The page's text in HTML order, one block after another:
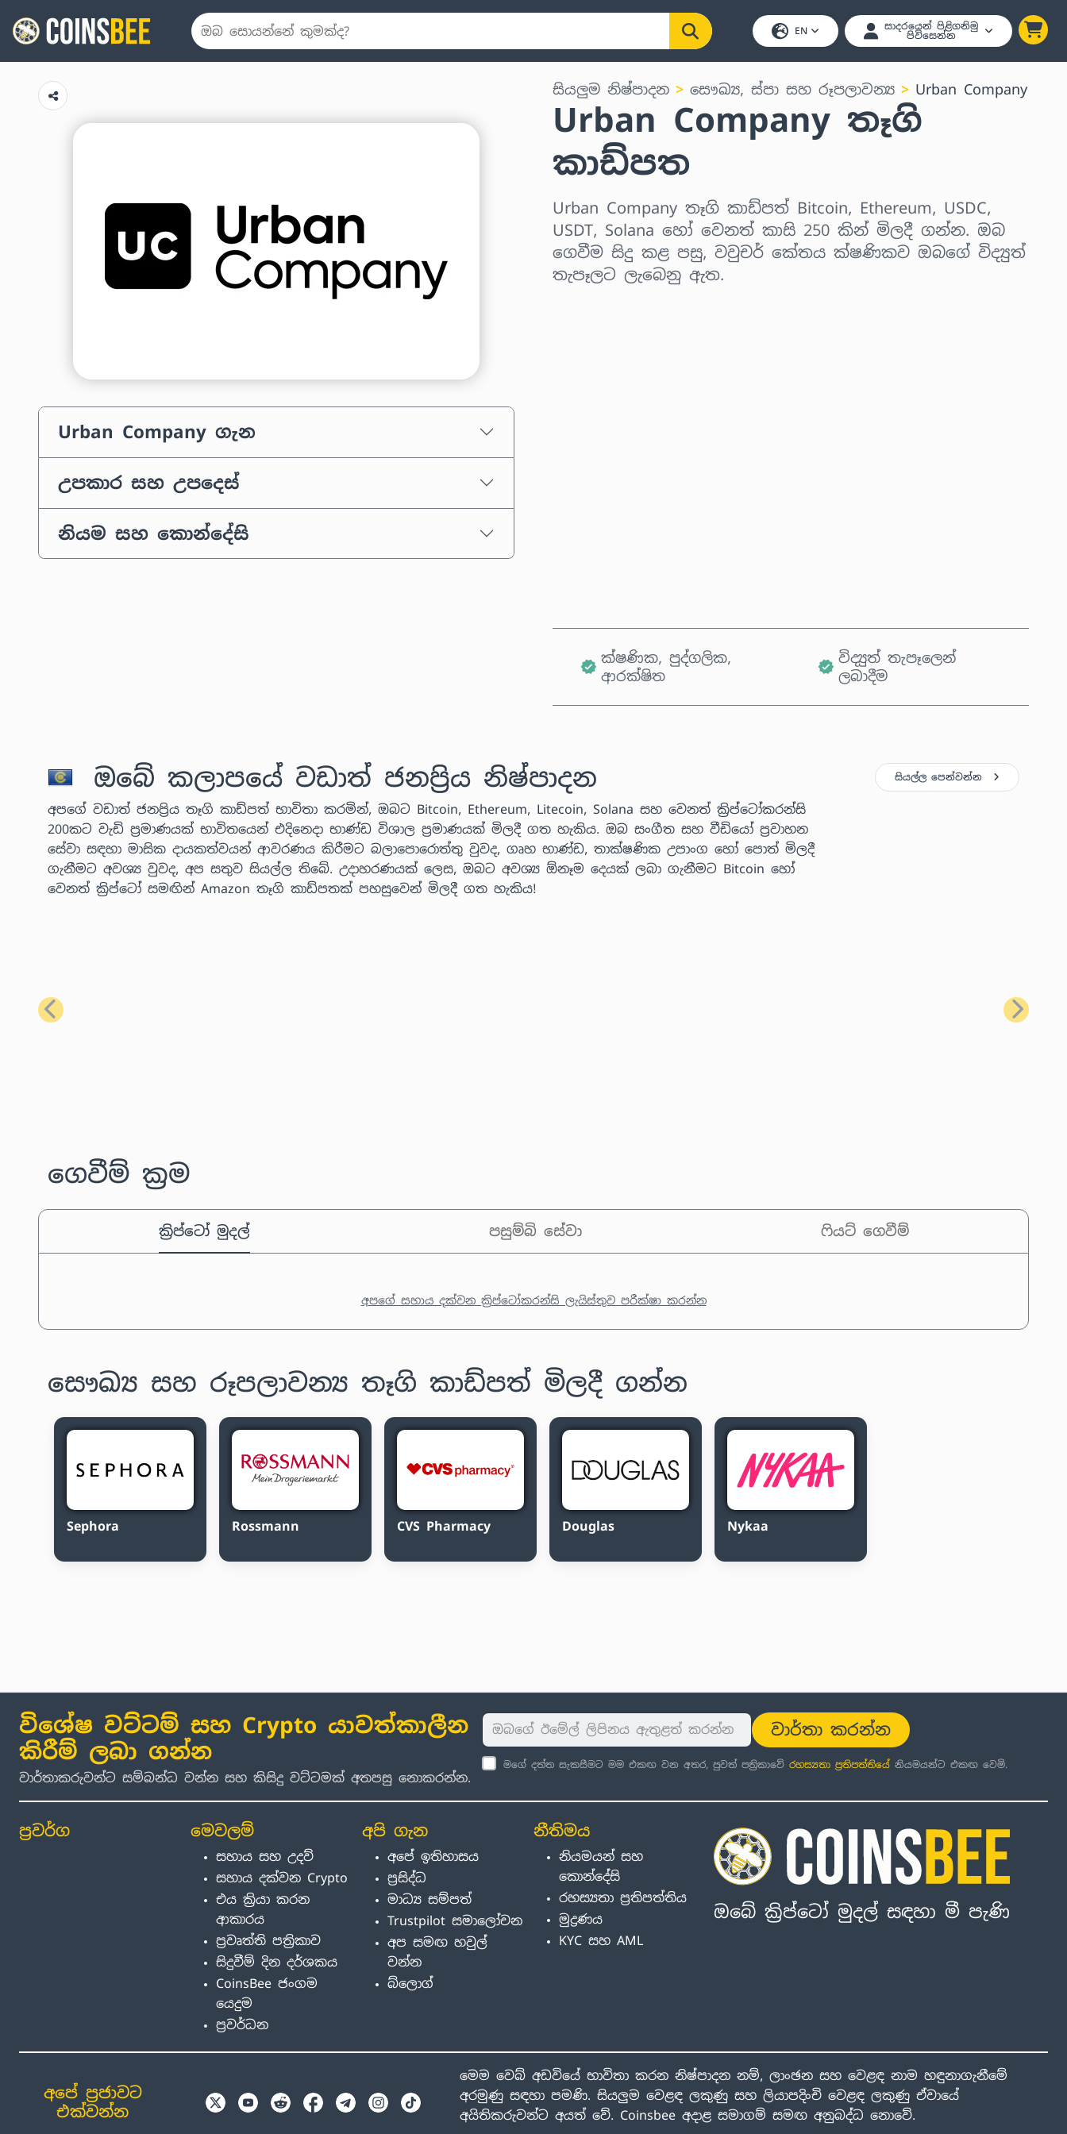
EN සාදරයෙන් පිළිගනිමු
පිවිසෙන්න
Urban Company ගැන
උපකාර සහ උපදෙස්
නියම සහ කොන්දේසි
සියලුම නිෂ්පාදන සෞඛ්‍ය, ස්පා සහ රූපලාවන්‍ය Urban Company
Urban Company තෑගි
කාඩ්පත
Urban Company තෑගි කාඩ්පත් Bitcoin, Ethereum, USDC,
USDT, Solana හෝ වෙනත් කාසි 250 කින් මිලදී ගන්න. ඔබ
ගෙවීම සිදු කළ පසු, වවුචර් කේතය ක්ෂණිකව ඔබගේ විද්‍යුත්
තැපෑලට ලැබෙනු ඇත.
ක්ෂණික, පුද්ගලික,
ආරක්ෂිත
විද්‍යුත් තැපෑලෙන්
ලබාදීම
ඔබේ කලාපයේ වඩාත් ජනප්‍රිය නිෂ්පාදන
අපගේ වඩාත් ජනප්‍රිය තෑගි කාඩ්පත් භාවිතා කරමින්, ඔබට Bitcoin, Ethereum, Litecoin, Solana සහ වෙනත් ක්‍රිප්ටෝකරන්සි
200කට වැඩි ප්‍රමාණයක් භාවිතයෙන් එදිනෙදා භාණ්ඩ විශාල ප්‍රමාණයක් මිලදී ගත හැකිය. ඔබ සංගීත සහ වීඩියෝ ප්‍රවාහන
සේවා සඳහා මාසික දායකත්වයන් ආවරණය කිරීමට බලාපොරොත්තු වුවද, ගෘහ භාණ්ඩ, තාක්ෂණික උපාංග හෝ පොත් මිලදී
ගැනීමට අවශ්‍ය වුවද, අප සතුව සියල්ල තිබේ. උදාහරණයක් ලෙස, ඔබට අවශ්‍ය ඕනෑම දෙයක් ලබා ගැනීමට Bitcoin හෝ
වෙනත් ක්‍රිප්ටෝ සමඟින් Amazon තෑගි කාඩ්පතක් පහසුවෙන් මිලදී ගත හැකිය!
සියල්ල පෙන්වන්න
පෙර ඊළඟ
ගෙවීම් ක්‍රම
ක්‍රිප්ටෝ මුදල් පසුම්බි සේවා ෆියට් ගෙවීම්
අපගේ සහාය දක්වන ක්‍රිප්ටෝකරන්සි ලැයිස්තුව පරීක්ෂා කරන්න
සෞඛ්‍ය සහ රූපලාවන්‍ය තෑගි කාඩ්පත් මිලදී ගන්න
Sephora Rossmann CVS Pharmacy Douglas Nykaa
විශේෂ වට්ටම් සහ Crypto යාවත්කාලීන
කිරීම් ලබා ගන්න
වාර්තාකරුවන්ට සම්බන්ධ වන්න සහ කිසිදු වට්ටමක් අතපසු නොකරන්න.
වාර්තා කරන්න
මගේ දත්ත සැකසීමට මම එකඟ වන අතර, පුවත් පත්‍රිකාවේ රහස්‍යතා ප්‍රතිපත්තියේ නියමයන්ට එකඟ වෙමි.
ප්‍රවර්ග මෙවලම්
සහාය සහ උදව්
සහාය දක්වන Crypto
එය ක්‍රියා කරන
ආකාරය
ප්‍රවෘත්ති පත්‍රිකාව
සිදුවීම් දින දර්ශකය
CoinsBee ජංගම
යෙදුම
ප්‍රවර්ධන
අපි ගැන
අපේ ඉතිහාසය
ප්‍රසිද්ධ
මාධ්‍ය සම්පත්
Trustpilot සමාලෝචන
අප සමඟ හවුල්
වන්න
බ්ලොග්
නීතිමය
නියමයන් සහ
කොන්දේසි
රහස්‍යතා ප්‍රතිපත්තිය
මුද්‍රණය
KYC සහ AML
ඔබේ ක්‍රිප්ටෝ මුදල් සඳහා මී පැණි
අපේ ප්‍රජාවට
එක්වන්න
මෙම වෙබ් අඩවියේ භාවිතා කරන නිෂ්පාදන නම්, ලාංඡන සහ වෙළඳ නාම හඳුනාගැනීමේ
අරමුණු සඳහා පමණි. සියලුම වෙළඳ ලකුණු සහ ලියාපදිංචි වෙළඳ ලකුණු ඒවායේ
අයිතිකරුවන්ට අයත් වේ. Coinsbee අදාළ සමාගම් සමඟ අනුබද්ධ නොවේ.